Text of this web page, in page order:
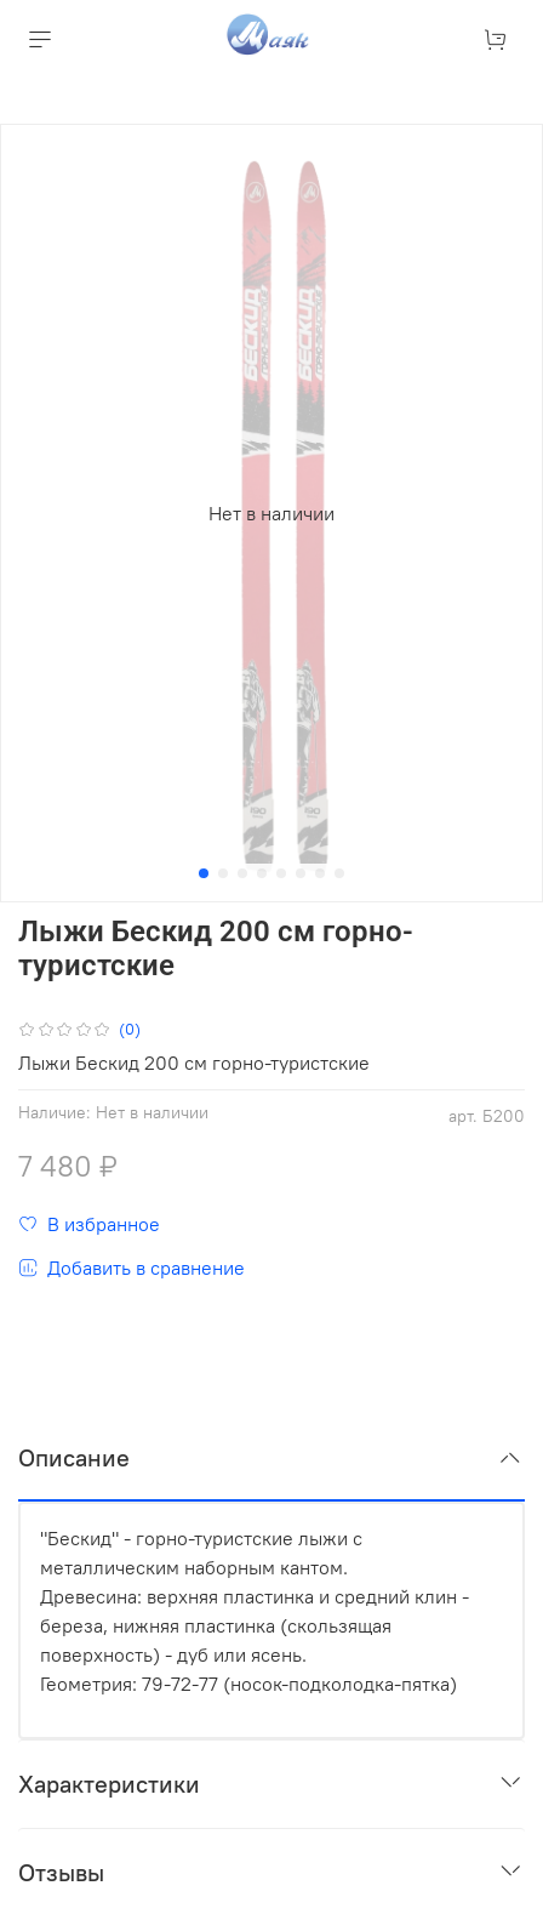
Нет в наличии
(0)
арт. Б200
Наличие: Нет в наличии
Лыжи Бескид 200 см горно-
туристские
7 480 ₽
В избранное
Добавить в сравнение
Лыжи Бескид 200 см горно-туристские
Описание
"Бескид" - горно-туристские лыжи с
металлическим наборным кантом.
Древесина: верхняя пластинка и средний клин -
береза, нижняя пластинка (скользящая
поверхность) - дуб или ясень.
Геометрия: 79-72-77 (носок-подколодка-пятка)
Характеристики
Отзывы